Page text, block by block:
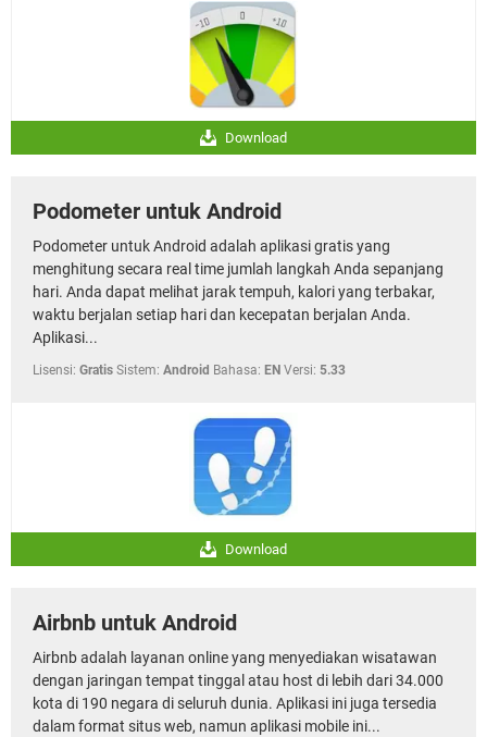
Download
Podometer untuk Android
Podometer untuk Android adalah aplikasi gratis yang
menghitung secara real time jumlah langkah Anda sepanjang
hari. Anda dapat melihat jarak tempuh, kalori yang terbakar,
waktu berjalan setiap hari dan kecepatan berjalan Anda.
Aplikasi...
Lisensi: Gratis Sistem: Android Bahasa: EN Versi: 5.33
Download
Airbnb untuk Android
Airbnb adalah layanan online yang menyediakan wisatawan
dengan jaringan tempat tinggal atau host di lebih dari 34.000
kota di 190 negara di seluruh dunia. Aplikasi ini juga tersedia
dalam format situs web, namun aplikasi mobile ini...